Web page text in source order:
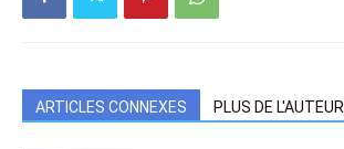
ARTICLES CONNEXES PLUS DE L'AUTEUR